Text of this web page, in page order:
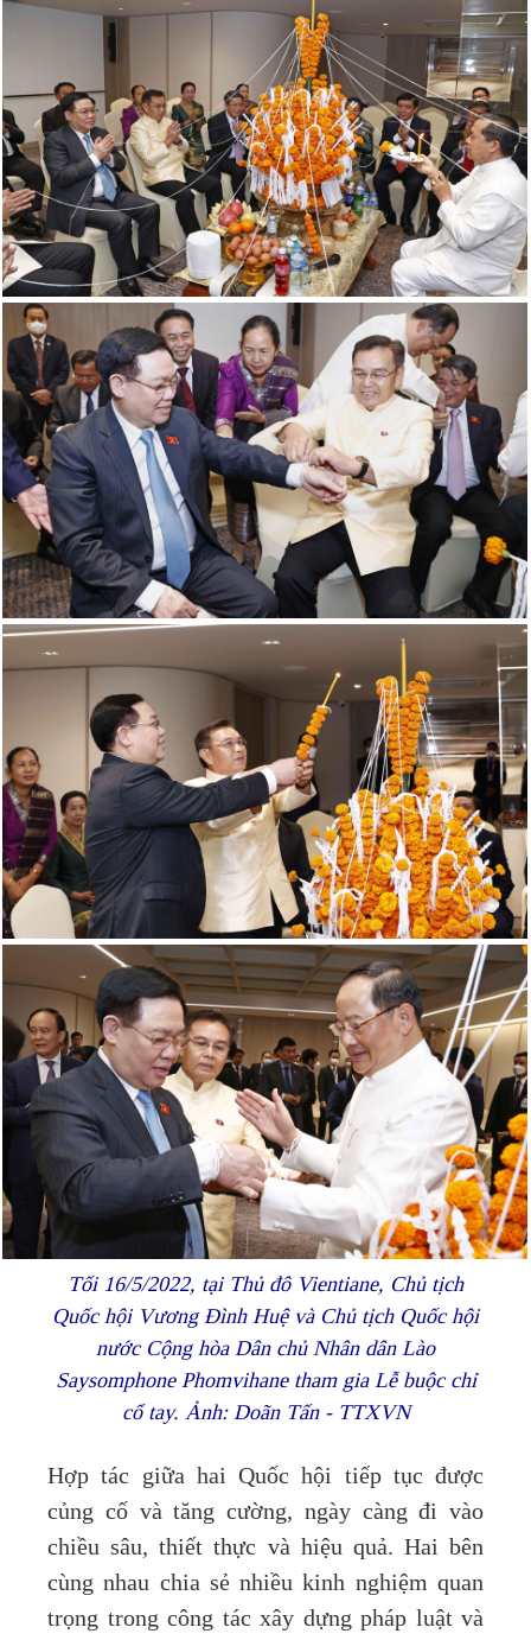
Tối 16/5/2022, tại Thủ đô Vientiane, Chủ tịch
Quốc hội Vương Đình Huệ và Chủ tịch Quốc hội
nước Cộng hòa Dân chủ Nhân dân Lào
Saysomphone Phomvihane tham gia Lễ buộc chỉ
cổ tay. Ảnh: Doãn Tấn - TTXVN
Hợp tác giữa hai Quốc hội tiếp tục được
củng cố và tăng cường, ngày càng đi vào
chiều sâu, thiết thực và hiệu quả. Hai bên
cùng nhau chia sẻ nhiều kinh nghiệm quan
trọng trong công tác xây dựng pháp luật và